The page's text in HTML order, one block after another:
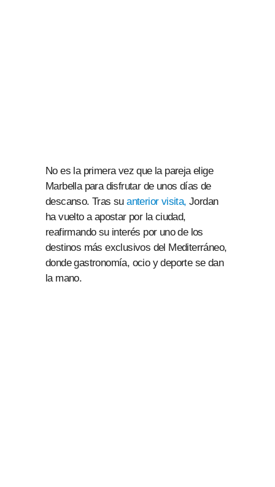
No es la primera vez que la pareja elige
Marbella para disfrutar de unos días de
descanso. Tras suanterior visita, Jordan
ha vuelto a apostar por la ciudad,
reafirmando su interés por uno de los
destinos más exclusivos del Mediterráneo,
donde gastronomía, ocio y deporte se dan
la mano.